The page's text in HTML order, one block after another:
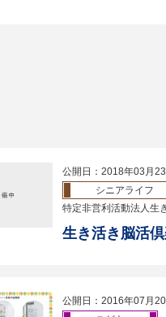
公開日：2018年03月23
シニアライフ
特定非営利活動法人生
生き活き脳活
公開日：2016年07月20